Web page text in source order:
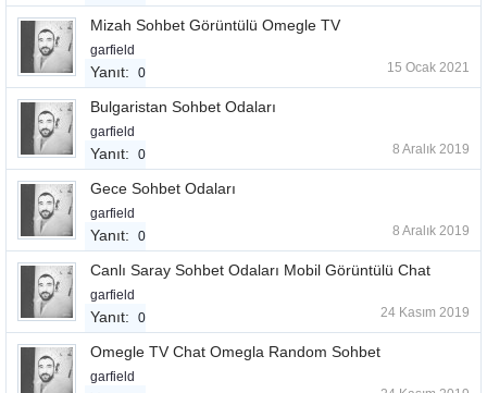
Mizah Sohbet Görüntülü Omegle TV
garfield
Yanıt: 0 15 Ocak 2021
Bulgaristan Sohbet Odaları
garfield
Yanıt: 0 8 Aralık 2019
Gece Sohbet Odaları
garfield
Yanıt: 0 8 Aralık 2019
Canlı Saray Sohbet Odaları Mobil Görüntülü Chat
garfield
Yanıt: 0 24 Kasım 2019
Omegle TV Chat Omegla Random Sohbet
garfield